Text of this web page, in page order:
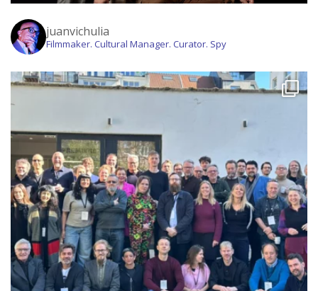
juanvichulia
Filmmaker. Cultural Manager. Curator. Spy